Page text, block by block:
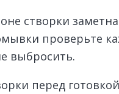
створки
проверьте
выбросить.
перед